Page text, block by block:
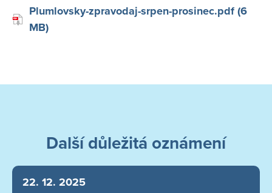
Plumlovsky-zpravodaj-srpen-prosinec.pdf (6
MB)
Další důležitá oznámení
22. 12. 2025